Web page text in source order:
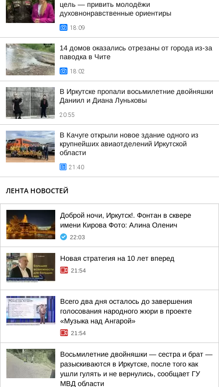
цель — привить молодёжи
духовнонравственные ориентиры
18:09
14 домов оказались отрезаны от города из-за
паводка в Чите
18:02
В Иркутске пропали восьмилетние двойняшки
Даниил и Диана Луньковы
20:55
В Качуге открыли новое здание одного из
крупнейших авиаотделений Иркутской
области
21:40
ЛЕНТА НОВОСТЕЙ
Доброй ночи, Иркутск!. Фонтан в сквере
имени Кирова Фото: Алина Оленич
22:03
Новая стратегия на 10 лет вперед
21:54
Всего два дня осталось до завершения
голосования народного жюри в проекте
«Музыка над Ангарой»
21:54
Восьмилетние двойняшки — сестра и брат —
разыскиваются в Иркутске, после того как
ушли гулять и не вернулись, сообщает ГУ
МВД области